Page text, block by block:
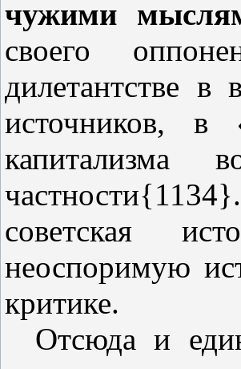
чужими
своего
дилетантстве в
источников, в
капитализма
советская
неоспоримую
критике.
Отсюда и